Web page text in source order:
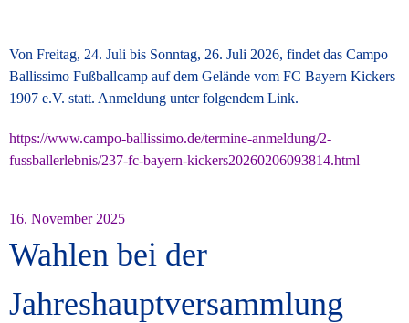
Von Freitag, 24. Juli bis Sonntag, 26. Juli 2026, findet das Campo
Ballissimo Fußballcamp auf dem Gelände vom FC Bayern Kickers
1907 e.V. statt. Anmeldung unter folgendem Link.
https://www.campo-ballissimo.de/termine-anmeldung/2-
fussballerlebnis/237-fc-bayern-kickers20260206093814.html
16. November 2025
Wahlen bei der
Jahreshauptversammlung